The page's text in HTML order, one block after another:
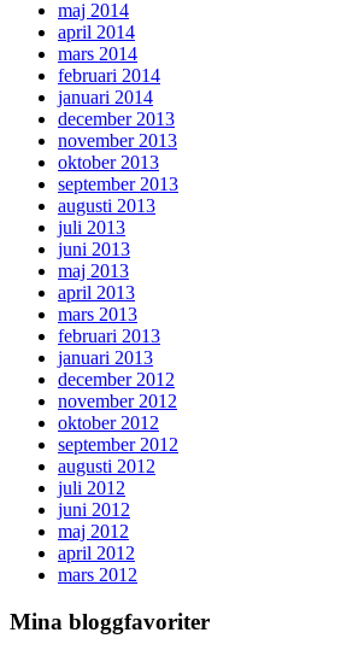
maj 2014
april 2014
mars 2014
februari 2014
januari 2014
december 2013
november 2013
oktober 2013
september 2013
augusti 2013
juli 2013
juni 2013
maj 2013
april 2013
mars 2013
februari 2013
januari 2013
december 2012
november 2012
oktober 2012
september 2012
augusti 2012
juli 2012
juni 2012
maj 2012
april 2012
mars 2012
Mina bloggfavoriter